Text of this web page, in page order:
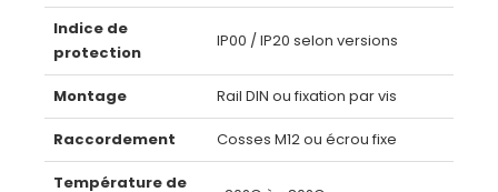
Indice de
protection
IP00 / IP20 selon versions
Montage Rail DIN ou fixation par vis
Raccordement Cosses M12 ou écrou fixe
Température de